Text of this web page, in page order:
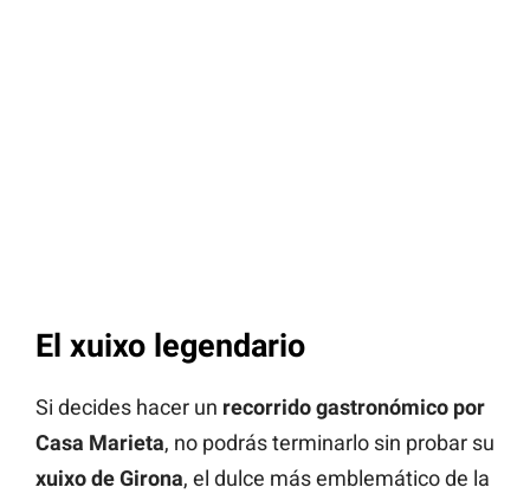
El xuixo legendario
Si decides hacer un recorrido gastronómico por
Casa Marieta, no podrás terminarlo sin probar su
xuixo de Girona, el dulce más emblemático de la